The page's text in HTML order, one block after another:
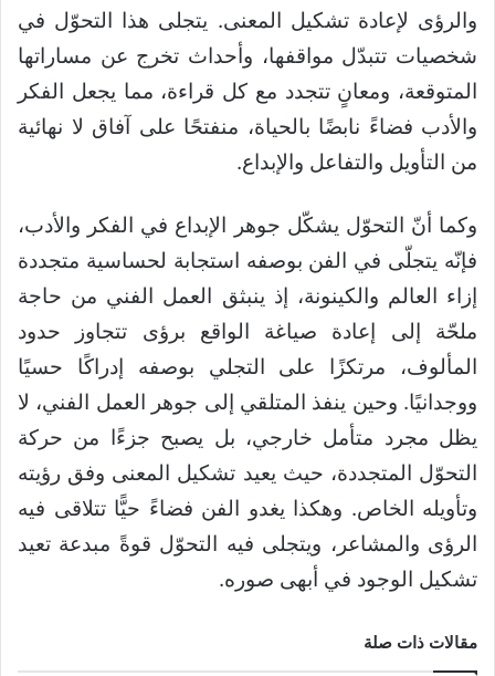
والرؤى لإعادة تشكيل المعنى. يتجلى هذا التحوّل في
شخصيات تتبدّل مواقفها، وأحداث تخرج عن مساراتها
المتوقعة، ومعانٍ تتجدد مع كل قراءة، مما يجعل الفكر
والأدب فضاءً نابضًا بالحياة، منفتحًا على آفاق لا نهائية
من التأويل والتفاعل والإبداع.
وكما أنّ التحوّل يشكّل جوهر الإبداع في الفكر والأدب،
فإنّه يتجلّى في الفن بوصفه استجابة لحساسية متجددة
إزاء العالم والكينونة، إذ ينبثق العمل الفني من حاجة
ملحّة إلى إعادة صياغة الواقع برؤى تتجاوز حدود
المألوف، مرتكزًا على التجلي بوصفه إدراكًا حسيًا
ووجدانيًا. وحين ينفذ المتلقي إلى جوهر العمل الفني، لا
يظل مجرد متأمل خارجي، بل يصبح جزءًا من حركة
التحوّل المتجددة، حيث يعيد تشكيل المعنى وفق رؤيته
وتأويله الخاص. وهكذا يغدو الفن فضاءً حيًّا تتلاقى فيه
الرؤى والمشاعر، ويتجلى فيه التحوّل قوةً مبدعة تعيد
تشكيل الوجود في أبهى صوره.
مقالات ذات صلة